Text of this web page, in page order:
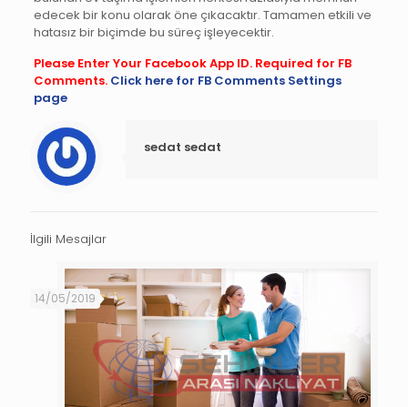
edecek bir konu olarak öne çıkacaktır. Tamamen etkili ve
hatasız bir biçimde bu süreç işleyecektir.
Please Enter Your Facebook App ID. Required for FB
Comments. Click here for FB Comments Settings
page
sedat sedat
İlgili Mesajlar
14/05/2019